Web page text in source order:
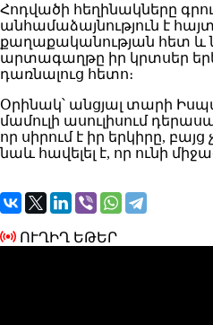
Հոդվածի հեղինակները
անհամաձայնություն է
քաղաքականության հետ և
արտագաղթը իր կրտսեր
դառնալուց հետո։
Օրինակ՝ անցյալ տարի
մամուլի ասուլիսում
որ սիրում է իր երկիրը,
նաև հավելել է, որ ունի
ՈՒՂԻՂ ԵԹԵՐ